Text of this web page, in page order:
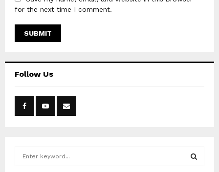
for the next time I comment.
Follow Us